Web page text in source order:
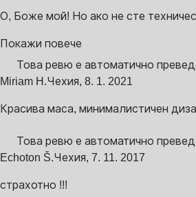
О, Боже мой! Но ако не сте
Покажи повече
Това ревю е автоматично
Miriam H.Чехия, 8. 1. 2021
Красива маса, минималистичен
Това ревю е автоматично
Echoton Š.Чехия, 7. 11. 2017
страхотно !!!